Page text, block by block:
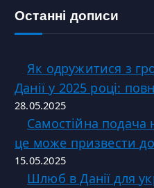
Останні дописи
Як одружитися з
Данії у 2025 році:
28.05.2025
Самостійна подача
це може призвести
15.05.2025
Шлюб в Данії для